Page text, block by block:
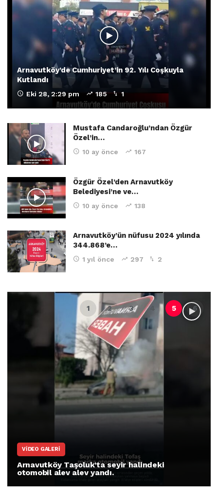
Arnavutköy’de Cumhuriyet’in 92. Yılı Coşkuyla
Kutlandı
Eki 28, 2:29 pm 185 1
Mustafa Candaroğlu’ndan Özgür
Özel’in…
10 ay önce 167
Özgür Özel’den Arnavutköy
Belediyesi’ne ve…
10 ay önce 138
Arnavutköy’ün nüfusu 2024 yılında
344.868’e…
1 yıl önce 297 2
VIDEO GALERI
Arnavutköy Taşoluk’ta seyir halindeki
otomobil alev alev yandı.